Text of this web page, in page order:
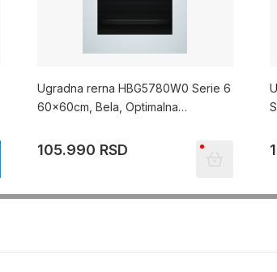
Ugradna rerna HBG5780W0 Serie 6
60x60cm, Bela, Optimalna
105.990 RSD